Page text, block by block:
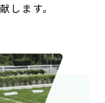
します。